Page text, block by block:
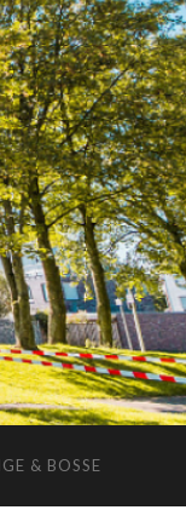
& BOSSE